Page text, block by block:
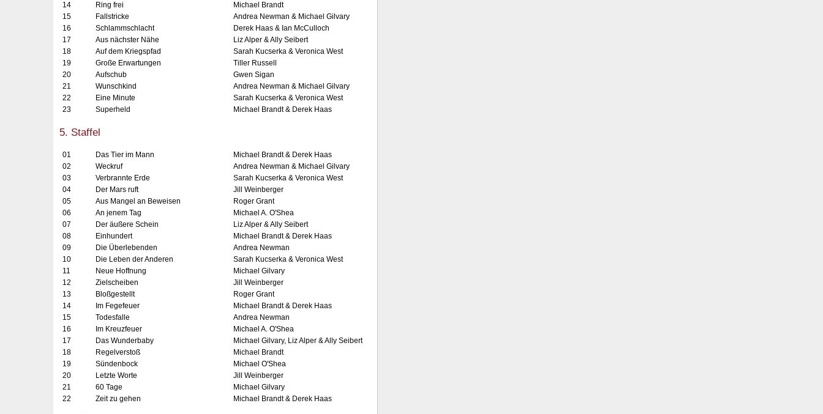
14
Ring frei
Michael Brandt
15
Fallstricke
Andrea Newman & Michael Gilvary
16
Schlammschlacht
Derek Haas & Ian McCulloch
17
Aus nächster Nähe
Liz Alper & Ally Seibert
18
Auf dem Kriegspfad
Sarah Kucserka & Veronica West
19
Große Erwartungen
Tiller Russell
20
Aufschub
Gwen Sigan
21
Wunschkind
Andrea Newman & Michael Gilvary
22
Eine Minute
Sarah Kucserka & Veronica West
23
Superheld Michael Brandt & Derek Haas
5. Staffel
01 Das Tier im Mann
Michael Brandt & Derek Haas
02
Weckruf
Andrea Newman & Michael Gilvary
03
Verbrannte Erde
Sarah Kucserka & Veronica West
04
Der Mars ruft
Jill Weinberger
05
Aus Mangel an Beweisen
Roger Grant
06
An jenem Tag
Michael A. O'Shea
07
Der äußere Schein
Liz Alper & Ally Seibert
08
Einhundert
Michael Brandt & Derek Haas
09
Die Überlebenden
Andrea Newman
10
Die Leben der Anderen
Sarah Kucserka & Veronica West
11
Neue Hoffnung
Michael Gilvary
12
Zielscheiben
Jill Weinberger
13
Bloßgestellt
Roger Grant
14
Im Fegefeuer
Michael Brandt & Derek Haas
15
Todesfalle
Andrea Newman
16
Im Kreuzfeuer
Michael A. O'Shea
17
Das Wunderbaby
Michael Gilvary, Liz Alper & Ally Seibert
18
Regelverstoß
Michael Brandt
19
Sündenbock
Michael O'Shea
20
Letzte Worte
Jill Weinberger
21
60 Tage
Michael Gilvary
22
Zeit zu gehen Michael Brandt & Derek Haas